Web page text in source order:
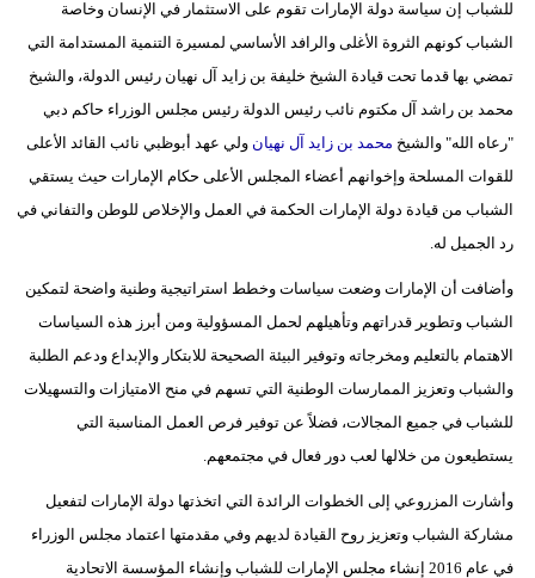
للشباب إن سياسة دولة الإمارات تقوم على الاستثمار في الإنسان وخاصة
الشباب كونهم الثروة الأغلى والرافد الأساسي لمسيرة التنمية المستدامة التي
تمضي بها قدما تحت قيادة الشيخ خليفة بن زايد آل نهيان رئيس الدولة، والشيخ
محمد بن راشد آل مكتوم نائب رئيس الدولة رئيس مجلس الوزراء حاكم دبي
"رعاه الله" والشيخ محمد بن زايد آل نهيان ولي عهد أبوظبي نائب القائد الأعلى
للقوات المسلحة وإخوانهم أعضاء المجلس الأعلى حكام الإمارات حيث يستقي
الشباب من قيادة دولة الإمارات الحكمة في العمل والإخلاص للوطن والتفاني في
رد الجميل له.
وأضافت أن الإمارات وضعت سياسات وخطط استراتيجية وطنية واضحة لتمكين
الشباب وتطوير قدراتهم وتأهيلهم لحمل المسؤولية ومن أبرز هذه السياسات
الاهتمام بالتعليم ومخرجاته وتوفير البيئة الصحيحة للابتكار والإبداع ودعم الطلبة
والشباب وتعزيز الممارسات الوطنية التي تسهم في منح الامتيازات والتسهيلات
للشباب في جميع المجالات، فضلاً عن توفير فرص العمل المناسبة التي
يستطيعون من خلالها لعب دور فعال في مجتمعهم.
وأشارت المزروعي إلى الخطوات الرائدة التي اتخذتها دولة الإمارات لتفعيل
مشاركة الشباب وتعزيز روح القيادة لديهم وفي مقدمتها اعتماد مجلس الوزراء
في عام 2016 إنشاء مجلس الإمارات للشباب وإنشاء المؤسسة الاتحادية